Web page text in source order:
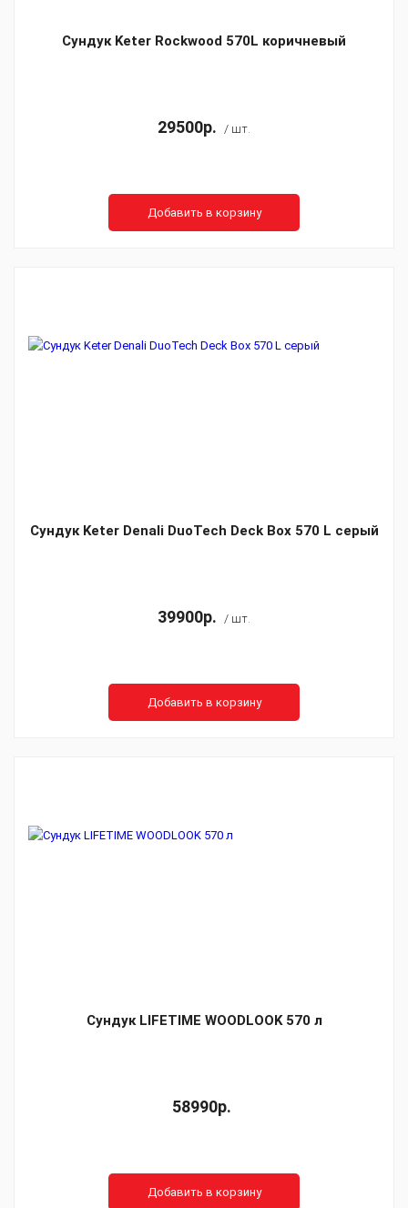
Сундук Keter Rockwood 570L коричневый
29500р. / шт.
Добавить в корзину
Сундук Keter Denali DuoTech Deck Box 570 L серый
39900р. / шт.
Добавить в корзину
Сундук LIFETIME WOODLOOK 570 л
58990р.
Добавить в корзину